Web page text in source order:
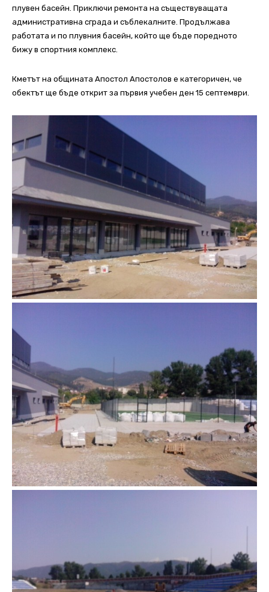
плувен басейн. Приключи ремонта на съществуващата
административна сграда и съблекалните. Продължава
работата и по плувния басейн, който ще бъде поредното
бижу в спортния комплекс.
Кметът на общината Апостол Апостолов е категоричен, че
обектът ще бъде открит за първия учебен ден 15 септември.